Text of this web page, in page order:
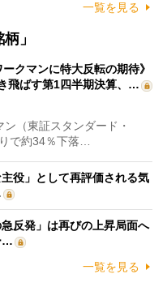
一覧を見る
」
ークマンに特大反転の期待》
飛ばす第1四半期決算、…
（東証スタンダード・
で約34％下落…
役」として再評価される気
反発」は再びの上昇局面へ
…
一覧を見る